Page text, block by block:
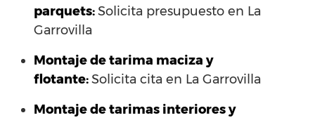
parquets:Solicita presupuesto en La
Garrovilla
Montaje de tarima maciza y
flotante:Solicita cita en La Garrovilla
Montaje de tarimas interiores y